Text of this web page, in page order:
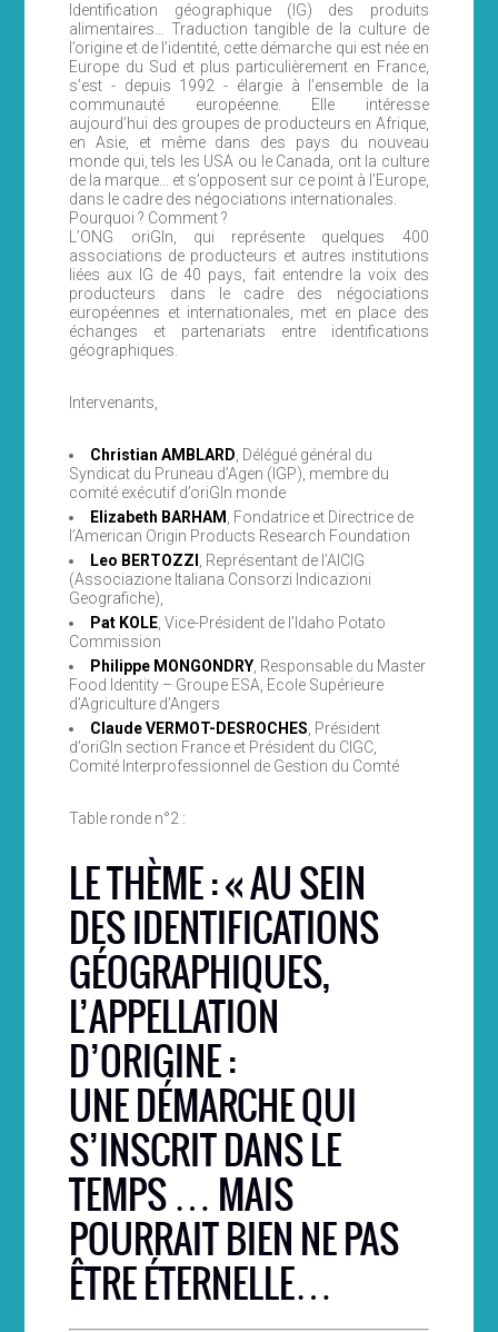
Identification géographique (IG) des produits
alimentaires… Traduction tangible de la culture de
l’origine et de l’identité, cette démarche qui est née en
Europe du Sud et plus particulièrement en France,
s’est - depuis 1992 - élargie à l’ensemble de la
communauté européenne. Elle intéresse
aujourd’hui des groupes de producteurs en Afrique,
en Asie, et même dans des pays du nouveau
monde qui, tels les USA ou le Canada, ont la culture
de la marque… et s’opposent sur ce point à l’Europe,
dans le cadre des négociations internationales.
Pourquoi ? Comment ?
L’ONG oriGIn, qui représente quelques 400
associations de producteurs et autres institutions
liées aux IG de 40 pays, fait entendre la voix des
producteurs dans le cadre des négociations
européennes et internationales, met en place des
échanges et partenariats entre identifications
géographiques.
Intervenants,
Christian AMBLARD , Délégué général du
Syndicat du Pruneau d’Agen (IGP), membre du
comité exécutif d’oriGIn monde
Elizabeth BARHAM
, Fondatrice et Directrice de
l’American Origin Products Research Foundation
Leo BERTOZZI
, Représentant de l’AICIG
(Associazione Italiana Consorzi Indicazioni
Geografiche),
Pat KOLE , Vice-Président de l’Idaho Potato
Commission
Philippe MONGONDRY , Responsable du Master
Food Identity – Groupe ESA, Ecole Supérieure
d’Agriculture d’Angers
Claude VERMOT-DESROCHES , Président
d’oriGIn section France et Président du CIGC,
Comité Interprofessionnel de Gestion du Comté
Table ronde n°2 :
LE THÈME : « AU SEIN
DES IDENTIFICATIONS
GÉOGRAPHIQUES,
L’APPELLATION
D’ORIGINE :
UNE DÉMARCHE QUI
S’INSCRIT DANS LE
TEMPS … MAIS
POURRAIT BIEN NE PAS
ÊTRE ÉTERNELLE…